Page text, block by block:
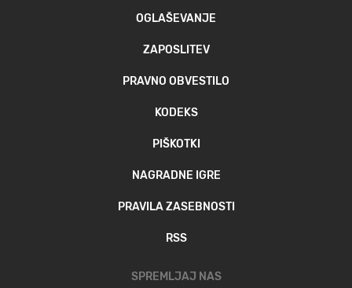
OGLAŠEVANJE
ZAPOSLITEV
PRAVNO OBVESTILO
KODEKS
PIŠKOTKI
NAGRADNE IGRE
PRAVILA ZASEBNOSTI
RSS
SPREMLJAJ NAS